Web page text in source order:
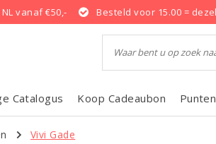
vanaf €50,- Besteld voor 15.00 =
Catalogus Koop Cadeaubon
Vivi Gade